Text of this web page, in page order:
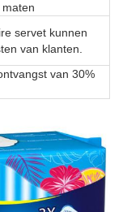
servet kunnen
van klanten.
van 30%